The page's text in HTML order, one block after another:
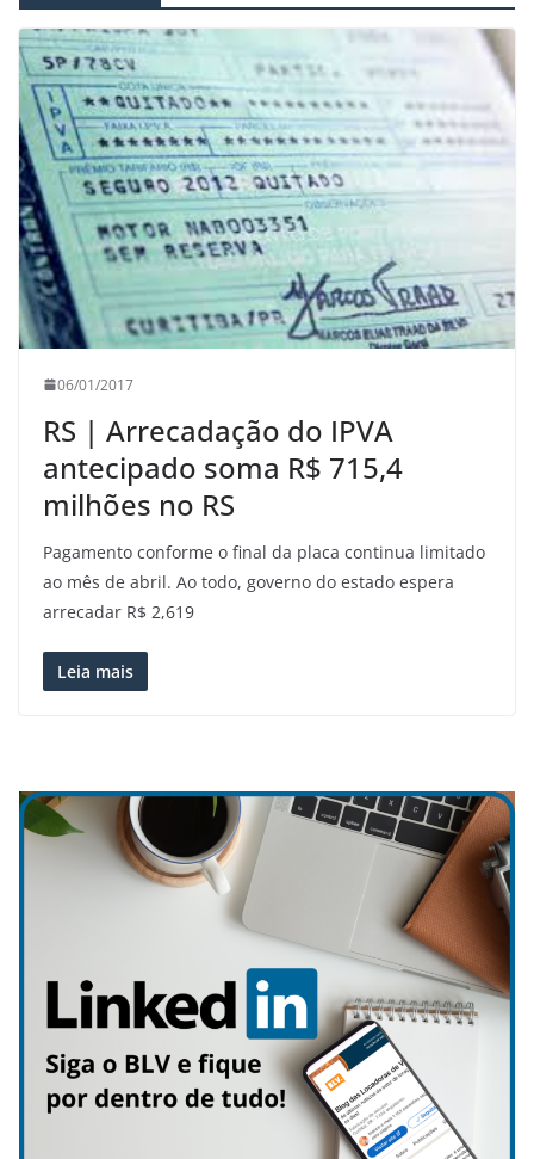
06/01/2017
RS | Arrecadação do IPVA
antecipado soma R$ 715,4
milhões no RS
Pagamento conforme o final da placa continua limitado
ao mês de abril. Ao todo, governo do estado espera
arrecadar R$ 2,619
Leia mais